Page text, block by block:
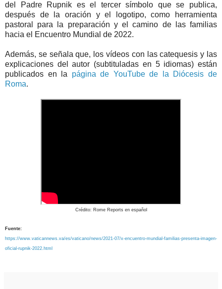
del Padre Rupnik es el tercer símbolo que se publica,
después de la oración y el logotipo, como herramienta
pastoral para la preparación y el camino de las familias
hacia el Encuentro Mundial de 2022.
Además, se señala que, los vídeos con las catequesis y las
explicaciones del autor (subtituladas en 5 idiomas) están
publicados en la página de YouTube de la Diócesis de
Roma.
Crédito: Rome Reports en español
Fuente:
https://www.vaticannews.va/es/vaticano/news/2021-07/x-encuentro-mundial-familias-presenta-imagen-
oficial-rupnik-2022.html